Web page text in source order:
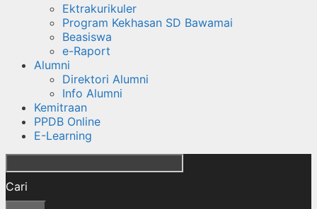
Ektrakurikuler
Program Kekhasan SD Bawamai
Beasiswa
e-Raport
Alumni
Direktori Alumni
Info Alumni
Kemitraan
PPDB Online
E-Learning
Cari